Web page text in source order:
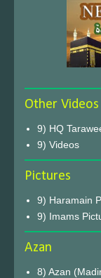
Other Videos
9) HQ
9) Videos
Pictures
9) Haramain
9) Imams
Azan
8) Azan